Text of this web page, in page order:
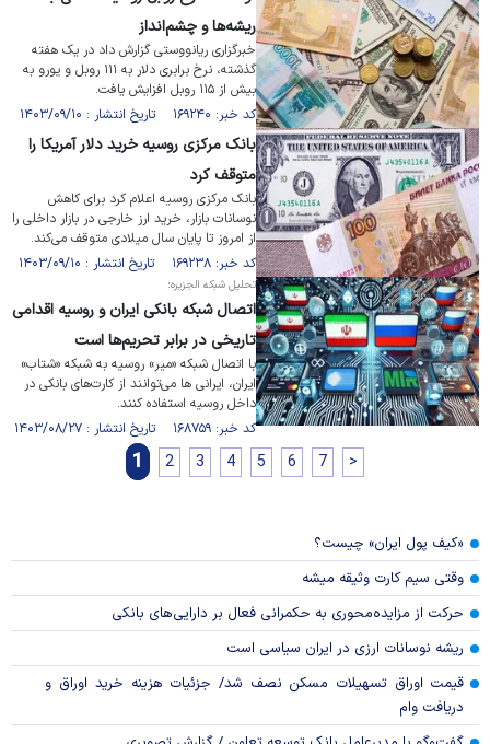
ریشه‌ها و چشم‌انداز
خبرگزاری ریانووستی گزارش داد در یک هفته
گذشته، نرخ برابری دلار به ۱۱۱ روبل و یورو به
بیش از ۱۱۵ روبل افزایش یافت.
کد خبر: ۱۶۹۲۴۰ تاریخ انتشار : ۱۴۰۳/۰۹/۱۰
بانک مرکزی روسیه خرید دلار آمریکا را
متوقف کرد
بانک مرکزی روسیه اعلام کرد برای کاهش
نوسانات بازار، خرید ارز خارجی در بازار داخلی را
از امروز تا پایان سال میلادی متوقف می‌کند.
کد خبر: ۱۶۹۲۳۸ تاریخ انتشار : ۱۴۰۳/۰۹/۱۰
تحلیل شبکه الجزیره؛
اتصال شبکه بانکی ایران و روسیه اقدامی
تاریخی در برابر تحریم‌ها است
با اتصال شبکه «میر» روسیه به شبکه «شتاب»
ایران، ایرانی ها می‌توانند از کارت‌های بانکی در
داخل روسیه استفاده کنند.
کد خبر: ۱۶۸۷۵۹ تاریخ انتشار : ۱۴۰۳/۰۸/۲۷
1 2 3 4 5 6 7 >
«کیف پول ایران» چیست؟
وقتی سیم کارت وثیقه میشه
حرکت از مزایده‌محوری به حکمرانی فعال بر دارایی‌های بانکی
ریشه نوسانات ارزی در ایران سیاسی است
قیمت اوراق تسهیلات مسکن نصف شد/ جزئیات هزینه خرید اوراق و
دریافت وام